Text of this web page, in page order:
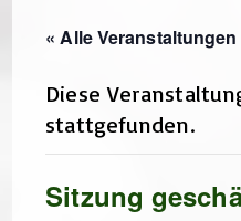
« Alle Veranstaltungen
Diese
stattgefunden.
Sitzung